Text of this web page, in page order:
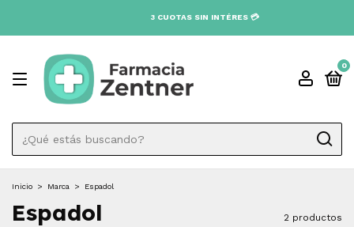
0
Inicio > Marca > Espadol
Espadol 2 productos